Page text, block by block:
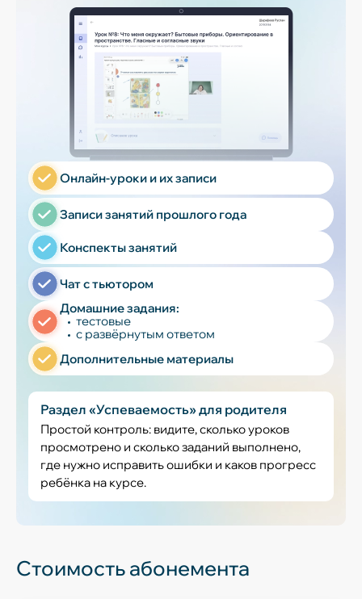
Онлайн-уроки и их записи
Записи занятий прошлого года
Конспекты занятий
Чат с тьютором
Домашние задания:
тестовые
с развёрнутым ответом
Дополнительные материалы
Раздел «Успеваемость» для родителя
Простой контроль: видите, сколько уроков
просмотрено и сколько заданий выполнено,
где нужно исправить ошибки и каков прогресс
ребёнка на курсе.
Стоимость абонемента